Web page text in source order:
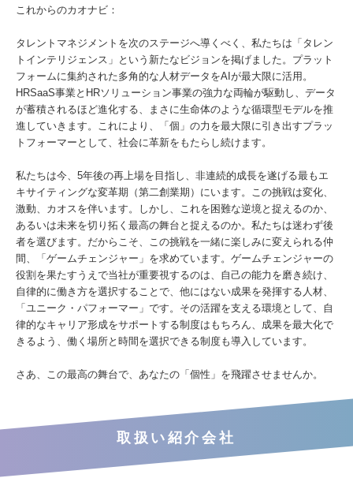
これからのカオナビ：
タレントマネジメントを次のステージへ導くべく、私たちは「タレン
トインテリジェンス」という新たなビジョンを掲げました。プラット
フォームに集約された多角的な人材データをAIが最大限に活用。
HRSaaS事業とHRソリューション事業の強力な両輪が駆動し、データ
が蓄積されるほど進化する、まさに生命体のような循環型モデルを推
進していきます。これにより、「個」の力を最大限に引き出すプラッ
トフォーマーとして、社会に革新をもたらし続けます。
私たちは今、5年後の再上場を目指し、非連続的成長を遂げる最もエ
キサイティングな変革期（第二創業期）にいます。この挑戦は変化、
激動、カオスを伴います。しかし、これを困難な逆境と捉えるのか、
あるいは未来を切り拓く最高の舞台と捉えるのか。私たちは迷わず後
者を選びます。だからこそ、この挑戦を一緒に楽しみに変えられる仲
間、「ゲームチェンジャー」を求めています。ゲームチェンジャーの
役割を果たすうえで当社が重要視するのは、自己の能力を磨き続け、
自律的に働き方を選択することで、他にはない成果を発揮する人材、
「ユニーク・パフォーマー」です。その活躍を支える環境として、自
律的なキャリア形成をサポートする制度はもちろん、成果を最大化で
きるよう、働く場所と時間を選択できる制度も導入しています。
さあ、この最高の舞台で、あなたの「個性」を飛躍させませんか。
取扱い紹介会社